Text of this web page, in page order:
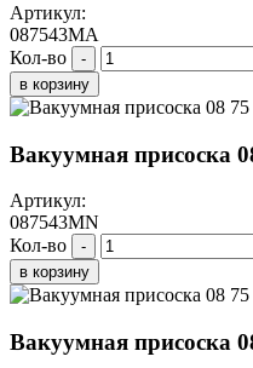
Артикул:
087543MA
Кол-во
-
в корзину
Вакуумная присоска
Артикул:
087543MN
Кол-во
-
в корзину
Вакуумная присоска